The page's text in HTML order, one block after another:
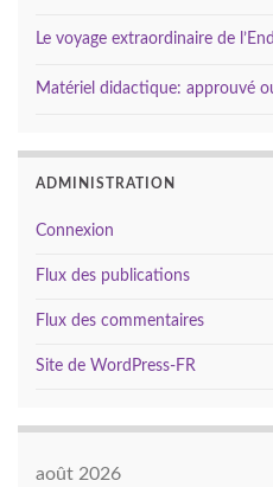
Le voyage extraordinaire de
Matériel didactique: approuvé
ADMINISTRATION
Connexion
Flux des publications
Flux des commentaires
Site de WordPress-FR
août 2026